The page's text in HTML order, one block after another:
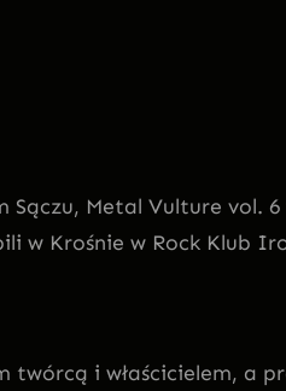
Metal Vulture vol. 6
w Krośnie w Rock Klub
twórcą i właścicielem, a